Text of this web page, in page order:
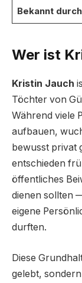
Bekannt durch
Wer ist
Kristin Jauch
Töchter von
Während viele
aufbauen,
bewusst privat
entschieden
öffentliches
dienen sollten
eigene
durften.
Diese
gelebt,